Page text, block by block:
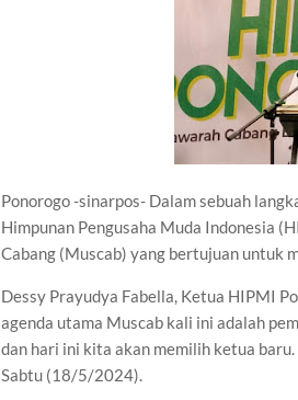
Ponorogo -sinarpos- Dalam sebuah
Himpunan Pengusaha Muda Indonesia
Cabang (Muscab) yang bertujuan untuk
Dessy Prayudya Fabella, Ketua HIPMI
agenda utama Muscab kali ini adalah
dan hari ini kita akan memilih ketua
Sabtu (18/5/2024).